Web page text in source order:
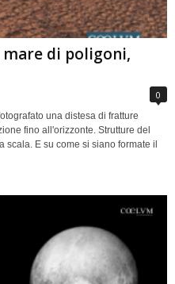
mare di poligoni,
0
una distesa di fratture
fino all'orizzonte. Strutture del
E su come si siano formate il